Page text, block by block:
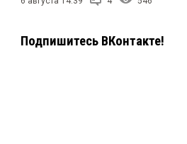
Подпишитесь ВКонтакте!